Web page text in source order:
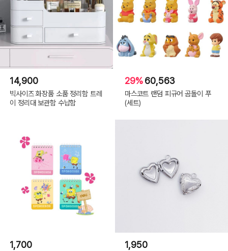
14,900
빅사이즈 화장품 소품 정리함 트레
이 정리대 보관함 수납함
29%60,563
마스코트 랜덤 피규어 곰돌이 푸
(세트)
1,700 1,950